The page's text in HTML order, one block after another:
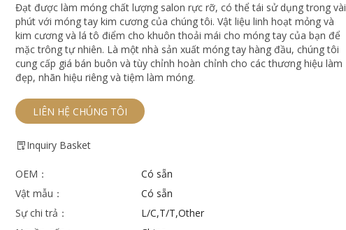
Đạt được làm móng chất lượng salon rực rỡ, có thể tái sử dụng trong vài
phút với móng tay kim cương của chúng tôi. Vật liệu linh hoạt mỏng và
kim cương và lá tô điểm cho khuôn thoải mái cho móng tay của bạn để
mặc trông tự nhiên. Là một nhà sản xuất móng tay hàng đầu, chúng tôi
cung cấp giá bán buôn và tùy chỉnh hoàn chỉnh cho các thương hiệu làm
đẹp, nhãn hiệu riêng và tiệm làm móng.
LIÊN HỆ CHÚNG TÔI
Inquiry Basket
OEM：
Có sẵn
Vật mẫu：
Có sẵn
Sự chi trả：
L/C,T/T,Other